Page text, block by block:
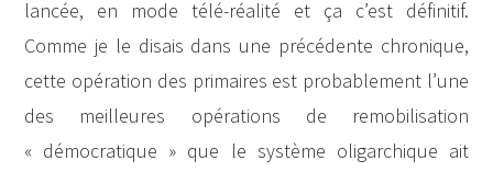
lancée, en mode télé-réalité et ça c’est définitif.
Comme je le disais dans une précédente chronique,
cette opération des primaires est probablement l’une
des meilleures opérations de remobilisation
« démocratique » que le système oligarchique ait